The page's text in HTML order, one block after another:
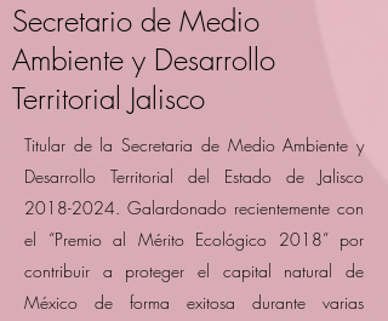
Secretario de Medio
Ambiente y Desarrollo
Territorial Jalisco
Titular de la Secretaria de Medio Ambiente y
Desarrollo Territorial del Estado de Jalisco
2018-2024. Galardonado recientemente con
el “Premio al Mérito Ecológico 2018” por
contribuir a proteger el capital natural de
México de forma exitosa durante varias